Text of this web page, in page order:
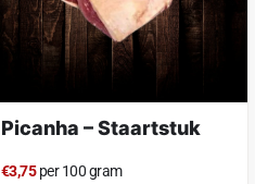
Picanha – Staartstuk
€3,75per 100 gram